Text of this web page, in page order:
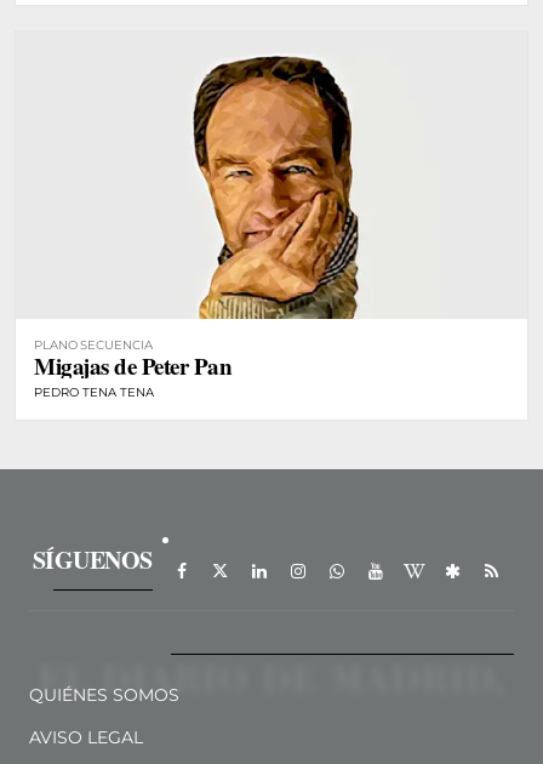
PLANO SECUENCIA
Migajas de Peter Pan
PEDRO TENA TENA
SÍGUENOS
QUIÉNES SOMOS
AVISO LEGAL